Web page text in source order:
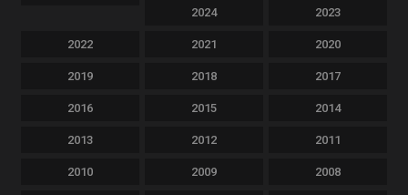
2024 2023
2022 2021 2020
2019 2018 2017
2016 2015 2014
2013 2012 2011
2010 2009 2008